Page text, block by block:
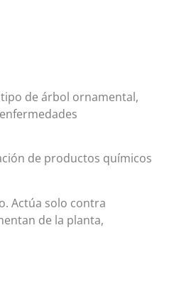
de árbol ornamental,
de productos químicos
Actúa solo contra
de la planta,